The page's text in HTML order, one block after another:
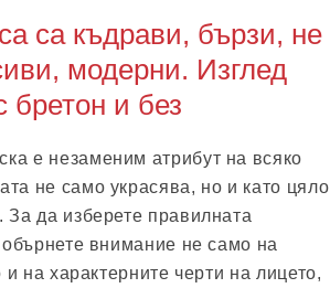
са къдрави, бързи, не
модерни. Изглед
бретон и без
е незаменим атрибут на всяко
не само украсява, но и като цяло
да изберете правилната
внимание не само на
на характерните черти на лицето,